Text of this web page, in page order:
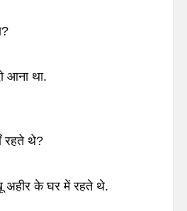
आना था.
रहते थे?
अहीर के घर में रहते थे.